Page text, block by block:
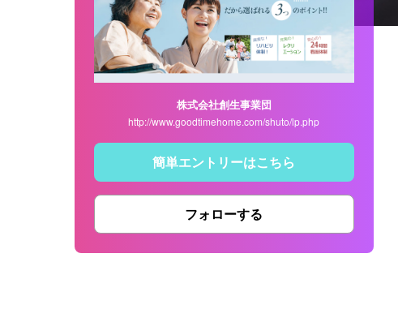
株式会社創生事業団
http://www.goodtimehome.com/shuto/lp.php
簡単エントリーはこちら
フォローする